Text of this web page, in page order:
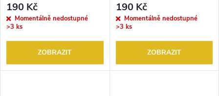
190 Kč
Momentálně nedostupné
>3 ks
ZOBRAZIT
190 Kč
Momentálně nedostupné
>3 ks
ZOBRAZIT